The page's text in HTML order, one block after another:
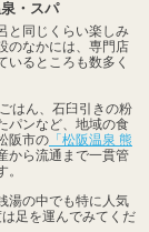
・スパ
と同じくらい楽しみ
のなかには、専門店
いるところも数多く
はん、石臼引きの粉
パンなど、地域の食
阪市の 「松阪温泉 熊
から流通まで一貫管
湯の中でも特に人気
足を運んでみてくだ